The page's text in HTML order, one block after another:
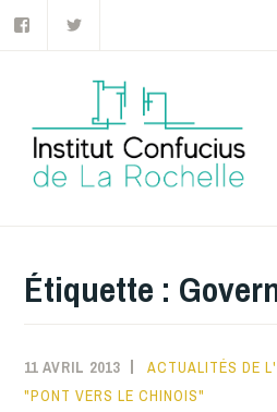
Accéder
DE LA
Étiquette :
11 AVRIL 2013 ACTUALITÉS DE
"PONT VERS LE CHINOIS"